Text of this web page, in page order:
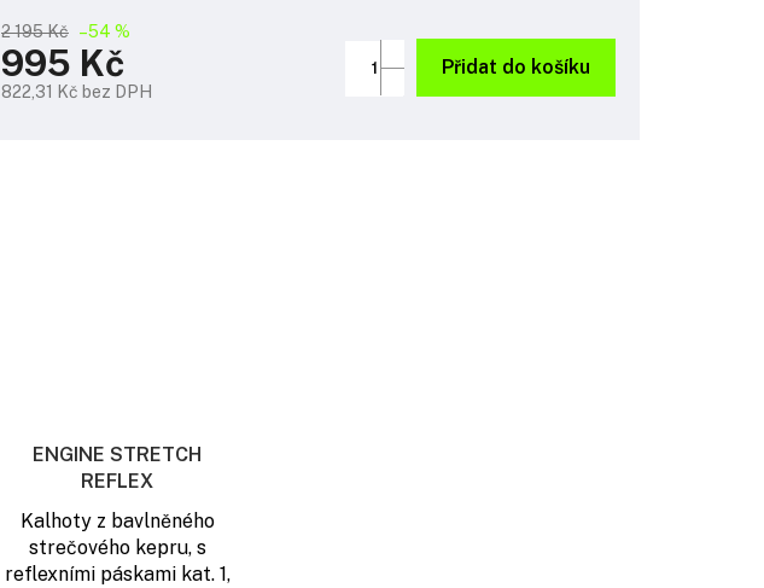
2 195 Kč –54 %
995 Kč
822,31 Kč bez DPH
Přidat do košíku
ENGINE STRETCH
REFLEX
Kalhoty z bavlněného
strečového kepru, s
reflexními páskami kat. 1,